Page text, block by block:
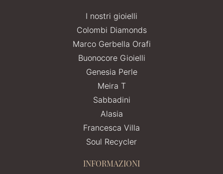
I nostri gioielli
Colombi Diamonds
Marco Gerbella Orafi
Buonocore Gioielli
Genesia Perle
Meira T
Sabbadini
Alasia
Francesca Villa
Soul Recycler
INFORMAZIONI